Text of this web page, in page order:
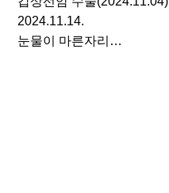
2024.11.14.
눈물이 마른자리 …